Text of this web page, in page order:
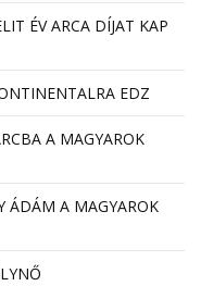
ÉV ARCA DÍJAT KAP
EDZ
A MAGYAROK
ÁDÁM A MAGYAROK